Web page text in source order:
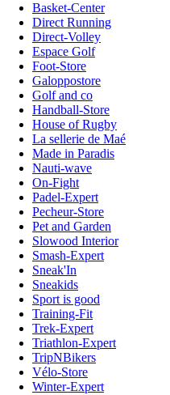
Basket-Center
Direct Running
Direct-Volley
Espace Golf
Foot-Store
Galoppostore
Golf and co
Handball-Store
House of Rugby
La sellerie de Maé
Made in Paradis
Nauti-wave
On-Fight
Padel-Expert
Pecheur-Store
Pet and Garden
Slowood Interior
Smash-Expert
Sneak'In
Sneakids
Sport is good
Training-Fit
Trek-Expert
Triathlon-Expert
TripNBikers
Vélo-Store
Winter-Expert